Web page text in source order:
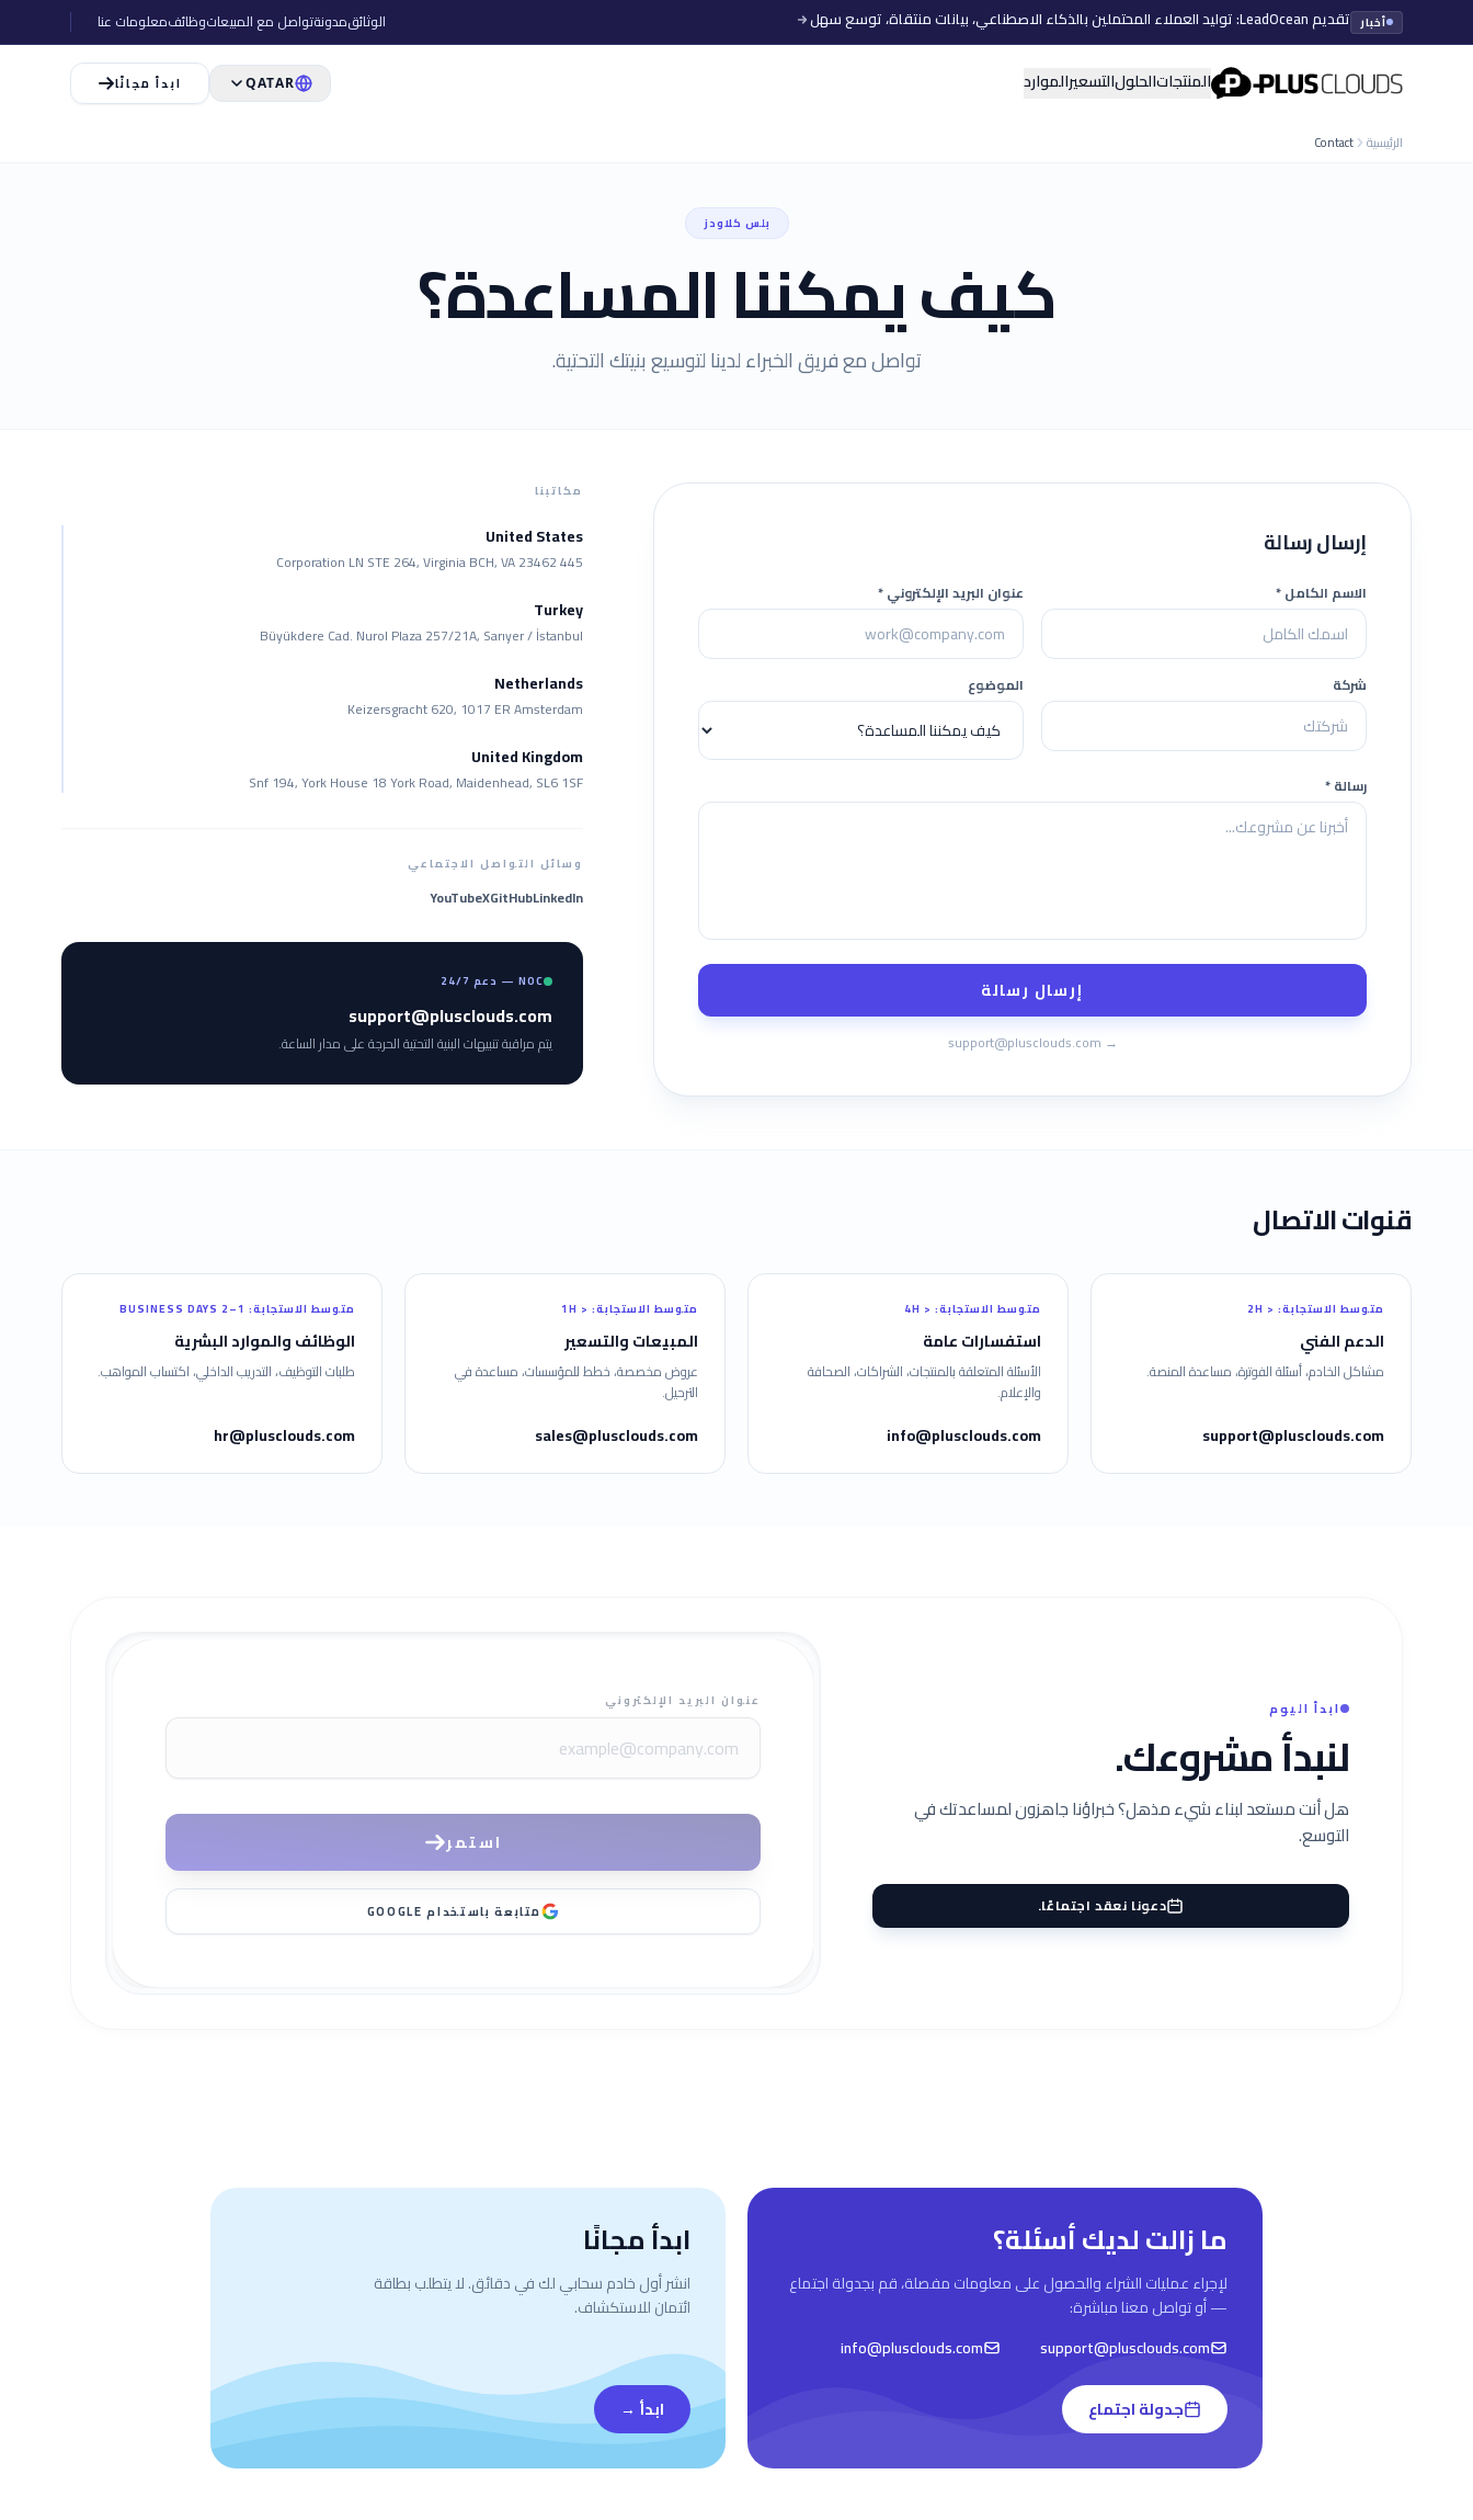
أخبار تقديم LeadOcean: توليد العملاء المحتملين بالذكاء الاصطناعي، بيانات منتقاة، توسع سهل الوثائقمدونةتواصل مع المبيعاتوظائفمعلومات عنا
PlusClouds المنتجاتالحلولالتسعيرالموارد QATAR ابدأ مجانًا
الرئيسية Contact
بلس كلاودز
كيف يمكننا المساعدة؟
تواصل مع فريق الخبراء لدينا لتوسيع بنيتك التحتية.
إرسال رسالة
الاسم الكامل* عنوان البريد الإلكتروني*
شركة الموضوع
رسالة*
إرسال رسالة
→
support@plusclouds.com
مكاتبنا
United States
445 Corporation LN STE 264, Virginia BCH, VA 23462
Turkey
Büyükdere Cad. Nurol Plaza 257/21A, Sarıyer / İstanbul
Netherlands
Keizersgracht 620, 1017 ER Amsterdam
United Kingdom
Snf 194, York House 18 York Road, Maidenhead, SL6 1SF
وسائل التواصل الاجتماعي
LinkedIn
GitHub
X
YouTube
NOC — دعم 24/7
support@plusclouds.com
يتم مراقبة تنبيهات البنية التحتية الحرجة على مدار الساعة.
قنوات الاتصال
متوسط الاستجابة:
< 2H
الدعم الفني
مشاكل الخادم، أسئلة الفوترة، مساعدة المنصة.
support@plusclouds.com
متوسط الاستجابة:
< 4H
استفسارات عامة
الأسئلة المتعلقة بالمنتجات، الشراكات، الصحافة
والإعلام.
info@plusclouds.com
متوسط الاستجابة:
< 1H
المبيعات والتسعير
عروض مخصصة، خطط للمؤسسات، مساعدة في
الترحيل.
sales@plusclouds.com
متوسط الاستجابة:
1–2 BUSINESS DAYS
الوظائف والموارد البشرية
طلبات التوظيف، التدريب الداخلي، اكتساب المواهب.
hr@plusclouds.com
ابدأ اليوم
لنبدأ مشروعك.
هل أنت مستعد لبناء شيء مذهل؟ خبراؤنا جاهزون لمساعدتك في
التوسع.
دعونا نعقد اجتماعًا.
عنوان البريد الإلكتروني
استمر
متابعة باستخدام GOOGLE
ما زالت لديك أسئلة؟
لإجراء عمليات الشراء والحصول على معلومات مفصلة، قم بجدولة اجتماع
— أو تواصل معنا مباشرة:
support@plusclouds.com
info@plusclouds.com
جدولة اجتماع
ابدأ مجانًا
انشر أول خادم سحابي لك في دقائق. لا يتطلب بطاقة
ائتمان للاستكشاف.
ابدأ →